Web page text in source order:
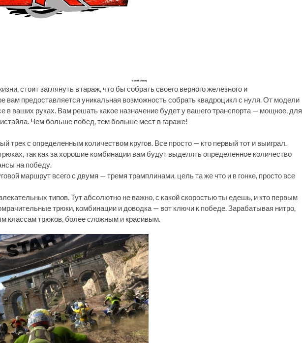
стоит заглянуть в гараж, что бы собрать своего верного железного и
вам предоставляется уникальная возможность собрать квадроцикл с нуля. От модели
в ваших руках. Вам решать какое назначение будет у вашего транспорта — мощное, для
Чем больше побед, тем больше мест в гараже!
трек с определенным количеством кругов. Все просто — кто первый тот и выиграл.
так как за хорошие комбинации вам будут выделять определенное количество
на победу.
маршрут всего с двумя — тремя трамплинами, цель та же что и в гонке, просто все
типов. Тут абсолютно не важно, с какой скоростью ты едешь, и кто первым
трюки, комбинации и доводка — вот ключи к победе. Зарабатывая нитро,
классам трюков, более сложным и красивым.